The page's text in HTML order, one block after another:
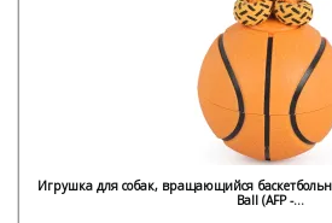
Игрушка для собак, вращающийся
Ball (AFP -...